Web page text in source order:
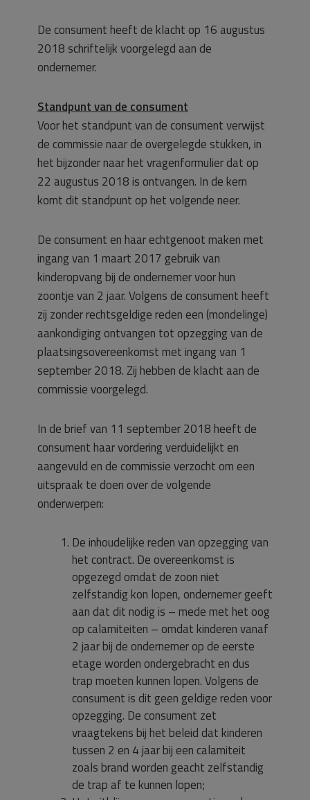
De consument heeft de klacht op 16 augustus
2018 schriftelijk voorgelegd aan de
ondernemer.
Standpunt van de consument
Voor het standpunt van de consument verwijst
de commissie naar de overgelegde stukken, in
het bijzonder naar het vragenformulier dat op
22 augustus 2018 is ontvangen. In de kern
komt dit standpunt op het volgende neer.
De consument en haar echtgenoot maken met
ingang van 1 maart 2017 gebruik van
kinderopvang bij de ondernemer voor hun
zoontje van 2 jaar. Volgens de consument heeft
zij zonder rechtsgeldige reden een (mondelinge)
aankondiging ontvangen tot opzegging van de
plaatsingsovereenkomst met ingang van 1
september 2018. Zij hebben de klacht aan de
commissie voorgelegd.
In de brief van 11 september 2018 heeft de
consument haar vordering verduidelijkt en
aangevuld en de commissie verzocht om een
uitspraak te doen over de volgende
onderwerpen:
De inhoudelijke reden van opzegging van
het contract. De overeenkomst is
opgezegd omdat de zoon niet
zelfstandig kon lopen, ondernemer geeft
aan dat dit nodig is – mede met het oog
op calamiteiten – omdat kinderen vanaf
2 jaar bij de ondernemer op de eerste
etage worden ondergebracht en dus
trap moeten kunnen lopen. Volgens de
consument is dit geen geldige reden voor
opzegging. De consument zet
vraagtekens bij het beleid dat kinderen
tussen 2 en 4 jaar bij een calamiteit
zoals brand worden geacht zelfstandig
de trap af te kunnen lopen;